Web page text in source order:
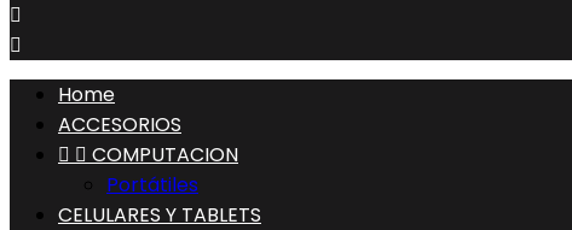


Home
ACCESORIOS
  COMPUTACION
Portátiles
CELULARES Y TABLETS